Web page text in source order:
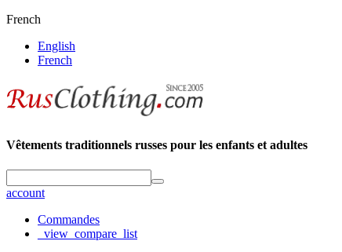
French
English
French
Vêtements traditionnels russes pour les enfants et adultes
account
Commandes
_view_compare_list